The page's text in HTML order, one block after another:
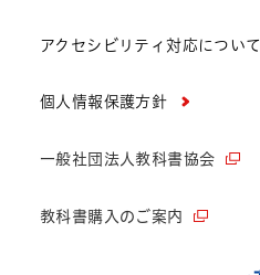
アクセシビリティ対応について
個人情報保護方針
一般社団法人教科書協会
教科書購入のご案内